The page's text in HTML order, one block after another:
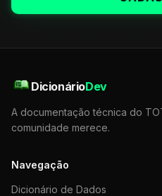
DicionárioDev
A documentação técnica do
comunidade merece.
Navegação
Dicionário de Dados